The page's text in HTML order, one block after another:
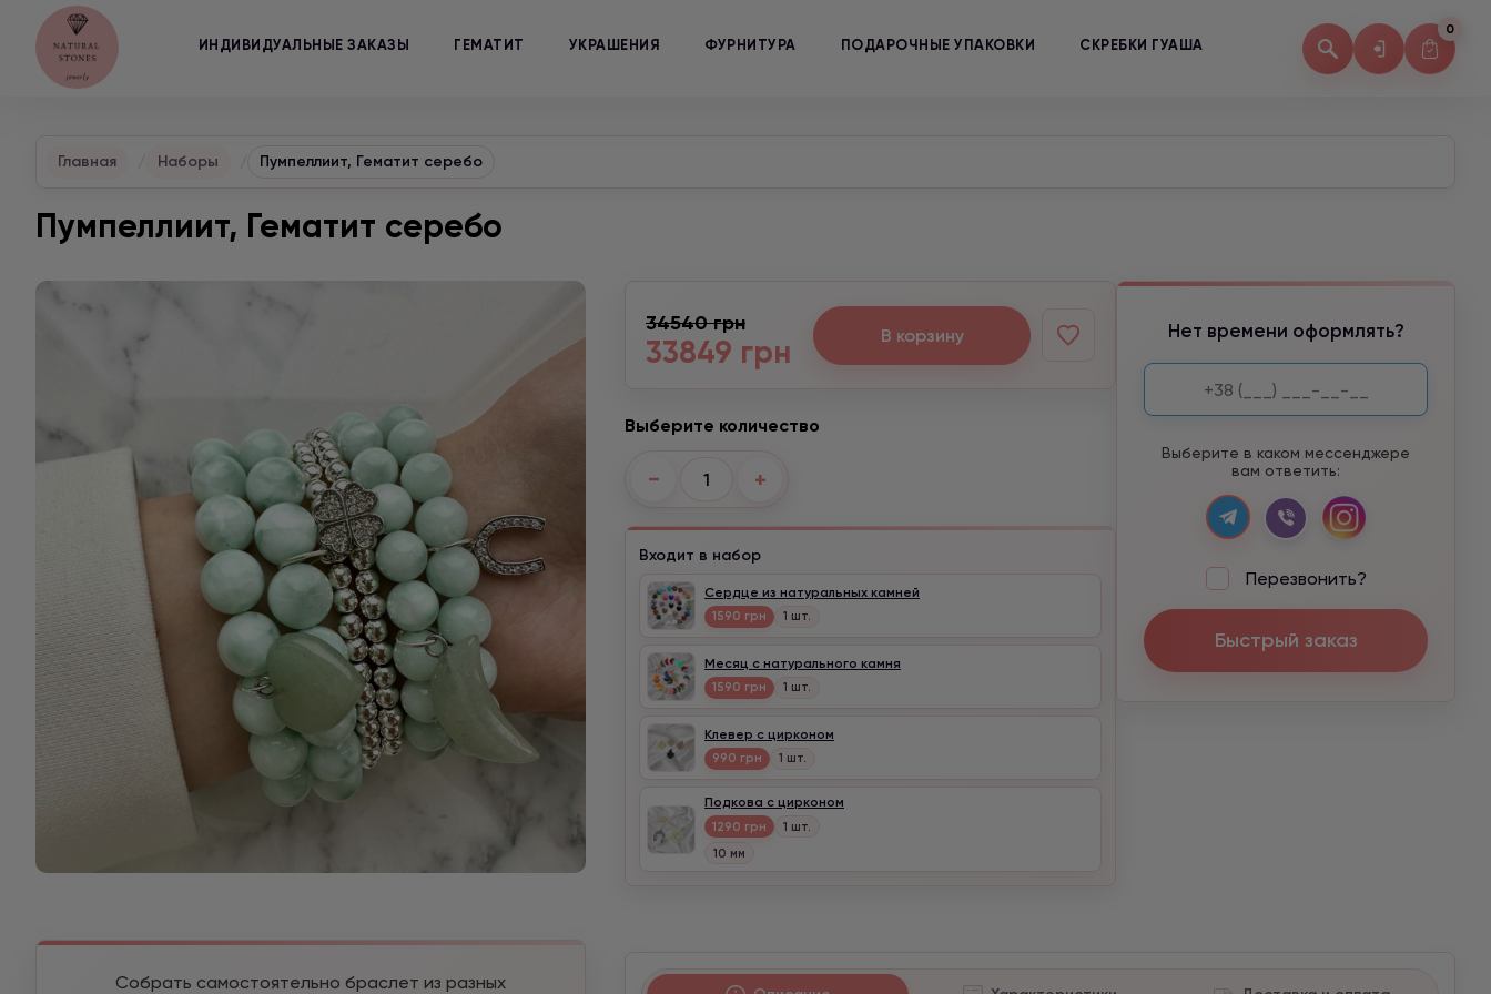
ИНДИВИДУАЛЬНЫЕ ЗАКАЗЫ ГЕМАТИТ УКРАШЕНИЯ ФУРНИТУРА ПОДАРОЧНЫЕ УПАКОВКИ СКРЕБКИ ГУАША
0
Главная Наборы Пумпеллиит, Гематит серебо
Пумпеллиит, Гематит серебо
Собрать самостоятельно браслет из разных
34540 грн
33849 грн В корзину
Выберите количество
− +
Входит в набор
Сердце из натуральных камней
1590 грн 1 шт.
Месяц с натурального камня
1590 грн 1 шт.
Клевер с цирконом
990 грн 1 шт.
Подкова с цирконом
1290 грн
1 шт.
10 мм
Нет времени оформлять?
Выберите в каком мессенджере
вам ответить:
Перезвонить?
Быстрый заказ